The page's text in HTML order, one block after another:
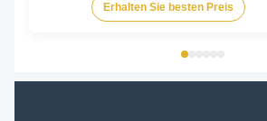
Erhalten Sie besten Preis